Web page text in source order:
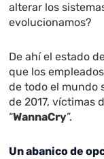
alterar los
evolucionamos?
De ahí el estado
que los
de todo el mundo
de 2017, víctimas
“WannaCry”.
Un abanico de